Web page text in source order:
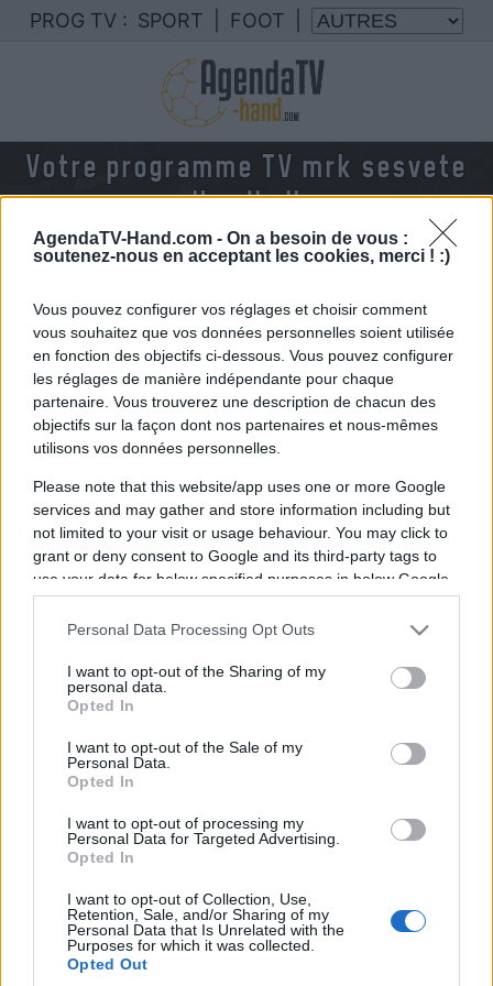
AgendaTV-Hand.com - On a besoin de vous :
soutenez-nous en acceptant les cookies, merci ! :)
Vous pouvez configurer vos réglages et choisir comment
vous souhaitez que vos données personnelles soient utilisée
en fonction des objectifs ci-dessous. Vous pouvez configurer
les réglages de manière indépendante pour chaque
partenaire. Vous trouverez une description de chacun des
objectifs sur la façon dont nos partenaires et nous-mêmes
utilisons vos données personnelles.
Please note that this website/app uses one or more Google
services and may gather and store information including but
not limited to your visit or usage behaviour. You may click to
grant or deny consent to Google and its third-party tags to
use your data for below specified purposes in below Google
consent section.
Personal Data Processing Opt Outs
I want to opt-out of the Sharing of my
personal data.
Opted In
I want to opt-out of the Sale of my
Personal Data.
Opted In
I want to opt-out of processing my
Personal Data for Targeted Advertising.
Opted In
I want to opt-out of Collection, Use,
Retention, Sale, and/or Sharing of my
Personal Data that Is Unrelated with the
Purposes for which it was collected.
Opted Out
PROG TV : SPORT FOOT
Votre programme TV mrk sesvete
Handball
Nous rassemblons le calendrier des matchs de
mrk sesvete handball diffusés à la TV en
Vous trouverez ci-dessous la liste des futurs
matchs diffusés à la télévision en France de
l'équipe.
Il n'y a pas de diffusions de matchs de la team
annoncées à la télévision pour le moment. Nous
mettrons cette page à jour dès que ce sera le
Pour suivre l'
vous rendre chez notre partenaire
RezoSport.com qui sélectionne l'actu handball
également les classements, calendriers et
résultats.